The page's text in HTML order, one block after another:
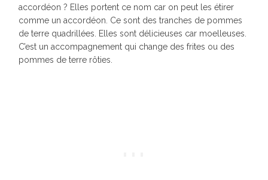
accordéon ? Elles portent ce nom car on peut les étirer
comme un accordéon. Ce sont des tranches de pommes
de terre quadrillées. Elles sont délicieuses car moelleuses.
C’est un accompagnement qui change des frites ou des
pommes de terre rôties.